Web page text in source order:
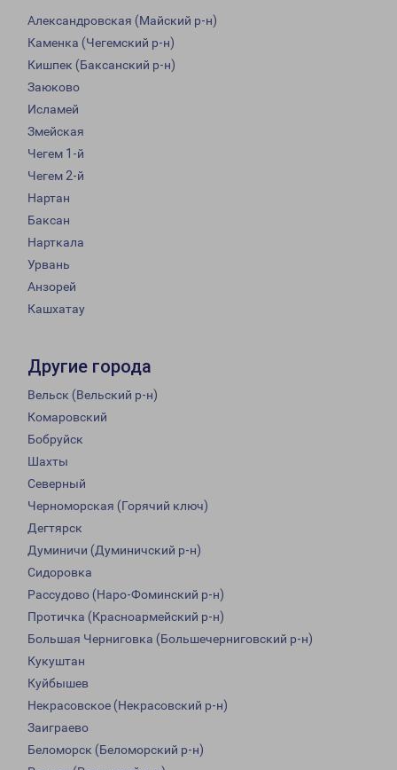
Александровская (Майский р-н)
Каменка (Чегемский р-н)
Кишпек (Баксанский р-н)
Заюково
Исламей
Змейская
Чегем 1-й
Чегем 2-й
Нартан
Баксан
Нарткала
Урвань
Анзорей
Кашхатау
Другие города
Вельск (Вельский р-н)
Комаровский
Бобруйск
Шахты
Северный
Черноморская (Горячий ключ)
Дегтярск
Думиничи (Думиничский р-н)
Сидоровка
Рассудово (Наро-Фоминский р-н)
Протичка (Красноармейский р-н)
Большая Черниговка (Большечерниговский р-н)
Кукуштан
Куйбышев
Некрасовское (Некрасовский р-н)
Заиграево
Беломорск (Беломорский р-н)